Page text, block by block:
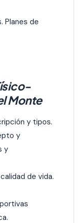
Planes de
Monte
y tipos.
y
y
de vida.